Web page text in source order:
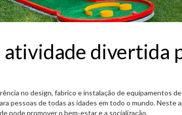
divertida
no design, fabrico e instalação de equipamentos
pessoas de todas as idades em todo o mundo. Neste
pode promover o bem-estar e a socialização.